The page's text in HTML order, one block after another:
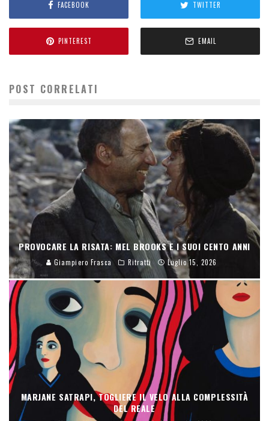
FACEBOOK TWITTER
PINTEREST EMAIL
POST CORRELATI
PROVOCARE LA RISATA: MEL BROOKS E I SUOI CENTO ANNI
Giampiero Frasca Ritratti Luglio 15, 2026
MARJANE SATRAPI, TOGLIERE IL VELO ALLA COMPLESSITÀ
DEL REALE